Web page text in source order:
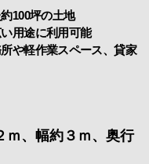
100坪の土地
用途に利用可能
や軽作業スペース、貸家
ｍ、幅約３ｍ、奥行